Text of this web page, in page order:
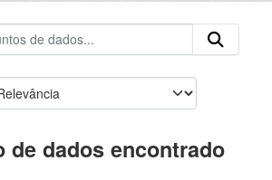
de dados encontrado